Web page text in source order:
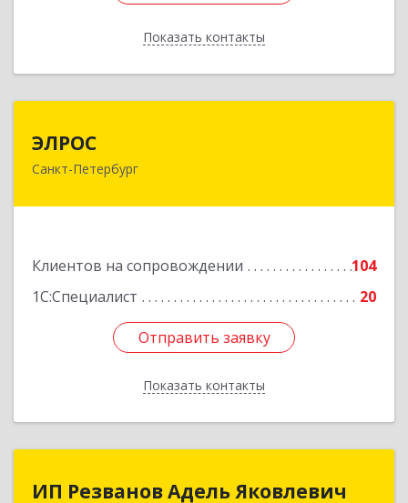
Показать контакты
Назад
ЭЛРОС
Санкт-Петербург
Клиентов на сопровождении
104
1С:Специалист
20
Отправить заявку
Показать контакты
191024, Санкт-Петербург г, Тележная ул, дом №
Отправить заявку
Назад
ИП Резванов Адель Яковлевич